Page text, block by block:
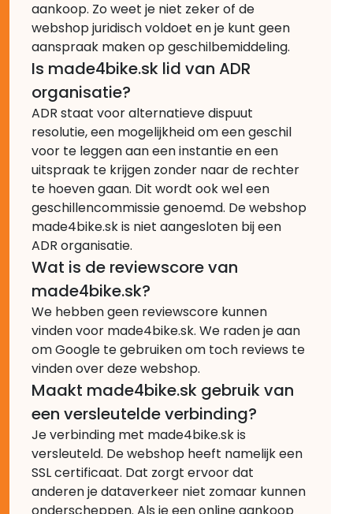
aankoop. Zo weet je niet zeker of de
webshop juridisch voldoet en je kunt geen
aanspraak maken op geschilbemiddeling.
Is made4bike.sk lid van ADR
organisatie?
ADR staat voor alternatieve dispuut
resolutie, een mogelijkheid om een geschil
voor te leggen aan een instantie en een
uitspraak te krijgen zonder naar de rechter
te hoeven gaan. Dit wordt ook wel een
geschillencommissie genoemd. De webshop
made4bike.sk is niet aangesloten bij een
ADR organisatie.
Wat is de reviewscore van
made4bike.sk?
We hebben geen reviewscore kunnen
vinden voor made4bike.sk. We raden je aan
om Google te gebruiken om toch reviews te
vinden over deze webshop.
Maakt made4bike.sk gebruik van
een versleutelde verbinding?
Je verbinding met made4bike.sk is
versleuteld. De webshop heeft namelijk een
SSL certificaat. Dat zorgt ervoor dat
anderen je dataverkeer niet zomaar kunnen
onderscheppen. Als je een online aankoop